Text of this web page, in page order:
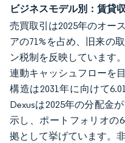
ビジネスモデル別：賃貸
売買取引は2025年のオー
アの71%を占め、旧来の
ン税制を反映しています
連動キャッシュフローを
構造は2031年に向けて
Dexusは2025年の分配金
示し、ポートフォリオの
拠として挙げています。